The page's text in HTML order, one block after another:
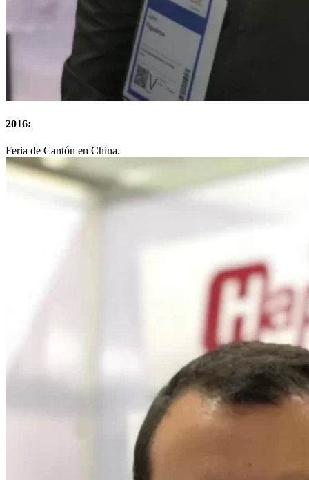
2016:
Feria de Cantón en China.